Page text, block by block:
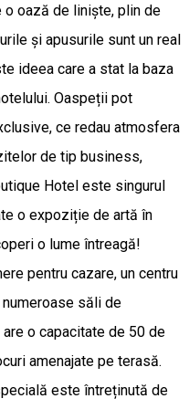
o oază de liniște, plin de
și apusurile sunt un real
ideea care a stat la baza
Oaspeții pot
ce redau atmosfera
de tip business,
Hotel este singurul
o expoziție de artă în
o lume întreagă!
pentru cazare, un centru
numeroase săli de
o capacitate de 50 de
amenajate pe terasă.
este întreținută de